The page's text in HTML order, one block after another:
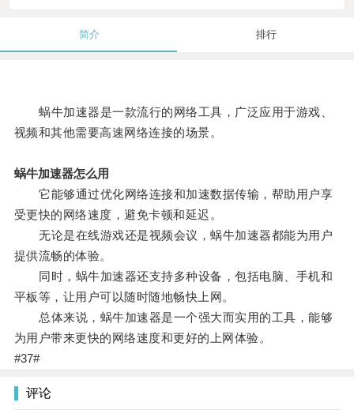
简介 排行
蜗牛加速器是一款流行的网络工具，广泛应用于游戏、
视频和其他需要高速网络连接的场景。
蜗牛加速器怎么用
它能够通过优化网络连接和加速数据传输，帮助用户享
受更快的网络速度，避免卡顿和延迟。
无论是在线游戏还是视频会议，蜗牛加速器都能为用户
提供流畅的体验。
同时，蜗牛加速器还支持多种设备，包括电脑、手机和
平板等，让用户可以随时随地畅快上网。
总体来说，蜗牛加速器是一个强大而实用的工具，能够
为用户带来更快的网络速度和更好的上网体验。
#37#
评论